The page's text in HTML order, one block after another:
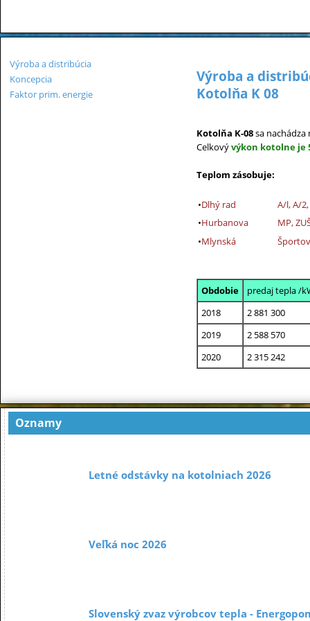
Výroba a distribúcia
Koncepcia
Faktor prim. energie
Výroba a
Kotolňa K 08
Kotolňa K-08sa
Celkovývýkon kotolne je
Teplom zásobuje:
•Dlhý rad
A/l, A/
•Hurbanova
MP,
•Mlynská
Obdobie
predaj tepla /
2018
2 881 300
2019
2 588 570
2020
2 315 242
Oznamy
Letné odstávky na kotolniach 2026
Veľká noc 2026
Slovenský zvaz výrobcov tepla -